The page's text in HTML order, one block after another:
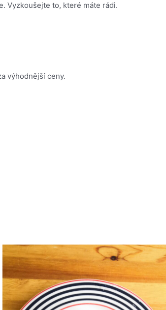
Vyzkoušejte to, které máte rádi.
výhodnější ceny.